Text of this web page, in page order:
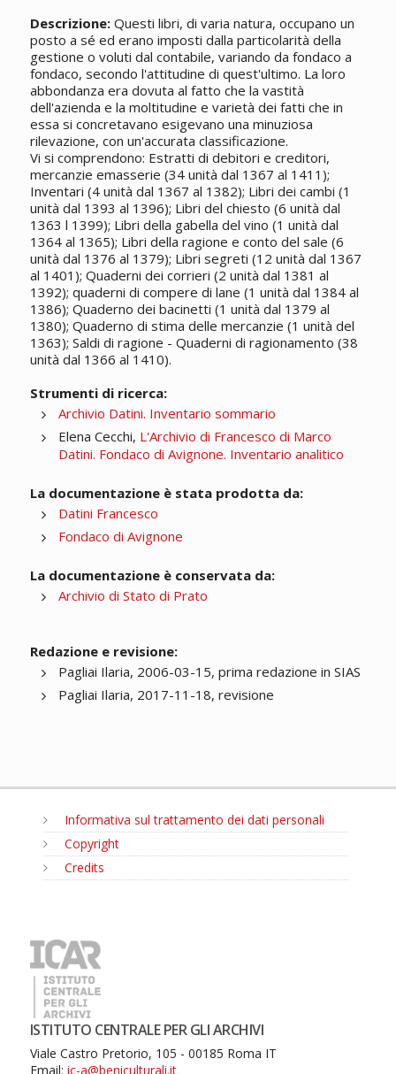
Descrizione:Questi libri, di varia natura, occupano un
posto a sé ed erano imposti dalla particolarità della
gestione o voluti dal contabile, variando da fondaco a
fondaco, secondo l'attitudine di quest'ultimo. La loro
abbondanza era dovuta al fatto che la vastità
dell'azienda e la moltitudine e varietà dei fatti che in
essa si concretavano esigevano una minuziosa
rilevazione, con un'accurata classificazione.
Vi si comprendono: Estratti di debitori e creditori,
mercanzie emasserie (34 unità dal 1367 al 1411);
Inventari (4 unità dal 1367 al 1382); Libri dei cambi (1
unità dal 1393 al 1396); Libri del chiesto (6 unità dal
1363 l 1399); Libri della gabella del vino (1 unità dal
1364 al 1365); Libri della ragione e conto del sale (6
unità dal 1376 al 1379); Libri segreti (12 unità dal 1367
al 1401); Quaderni dei corrieri (2 unità dal 1381 al
1392); quaderni di compere di lane (1 unità dal 1384 al
1386); Quaderno dei bacinetti (1 unità dal 1379 al
1380); Quaderno di stima delle mercanzie (1 unità del
1363); Saldi di ragione - Quaderni di ragionamento (38
unità dal 1366 al 1410).
Strumenti di ricerca:
Archivio Datini. Inventario sommario
Elena Cecchi, L'Archivio di Francesco di Marco
Datini. Fondaco di Avignone. Inventario analitico
La documentazione è stata prodotta da:
Datini Francesco
Fondaco di Avignone
La documentazione è conservata da:
Archivio di Stato di Prato
Redazione e revisione:
Pagliai Ilaria, 2006-03-15, prima redazione in SIAS
Pagliai Ilaria, 2017-11-18, revisione
Informativa sul trattamento dei dati personali
Copyright
Credits
ISTITUTO CENTRALE PER GLI ARCHIVI
Viale Castro Pretorio, 105 - 00185 Roma IT
Email: ic-a@beniculturali.it